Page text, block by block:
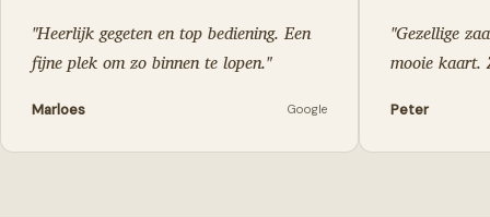
"Heerlijk gegeten en top bediening. Een
fijne plek om zo binnen te lopen."
Marloes Google
"Gezellige
mooie kaart.
Peter